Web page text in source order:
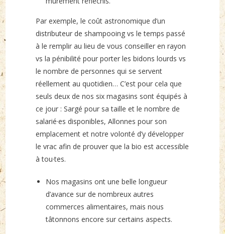
Par exemple, le coût astronomique d’un
distributeur de shampooing vs le temps passé
à le remplir au lieu de vous conseiller en rayon
vs la pénibilité pour porter les bidons lourds vs
le nombre de personnes qui se servent
réellement au quotidien… C’est pour cela que
seuls deux de nos six magasins sont équipés à
ce jour : Sargé pour sa taille et le nombre de
salarié·es disponibles, Allonnes pour son
emplacement et notre volonté d’y développer
le vrac afin de prouver que la bio est accessible
à tou·tes.
Nos magasins ont une belle longueur
d’avance sur de nombreux autres
commerces alimentaires, mais nous
tâtonnons encore sur certains aspects.